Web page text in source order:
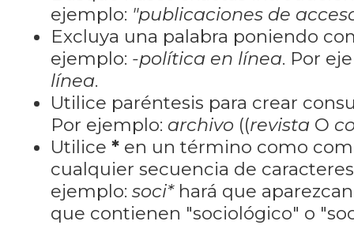
ejemplo: "publicaciones de
Excluya una palabra poniendo
ejemplo: -política en línea. Por
línea.
Utilice paréntesis para crear
Por ejemplo: archivo ((revista O
Utilice *en un término como
cualquier secuencia de
ejemplo: soci*hará que
que contienen "sociológico" o